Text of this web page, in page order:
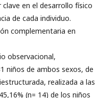
en el desarrollo físico
de cada individuo.
complementaria en
observacional,
niños de ambos sexos, de
realizada a las
(n= 14) de los niños